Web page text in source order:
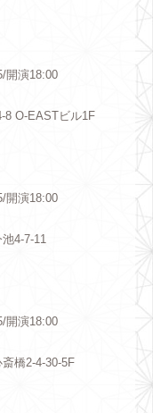
開演18:00
O-EASTビル1F
開演18:00
4-7-11
開演18:00
橋2-4-30-5F